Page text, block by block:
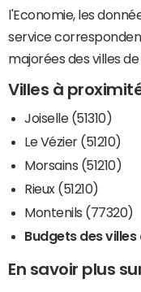
l'Economie, les
service
majorées des villes de
Villes à
Joiselle (51310)
Le Vézier (51210)
Morsains (51210)
Rieux (51210)
Montenils (77320)
Budgets des villes
En savoir plus